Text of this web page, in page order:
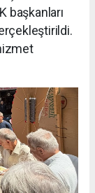
başkanları